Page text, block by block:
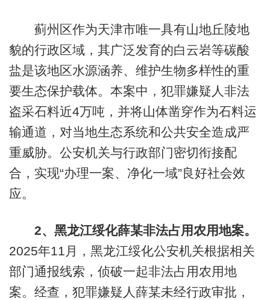
蓟州区作为天津市唯一具有山地丘陵地
貌的行政区域，其广泛发育的白云岩等碳酸
盐是该地区水源涵养、维护生物多样性的重
要生态保护载体。本案中，犯罪嫌疑人非法
盗采石料近4万吨，并将山体凿穿作为石料运
输通道，对当地生态系统和公共安全造成严
重威胁。公安机关与行政部门密切衔接配
合，实现“办理一案、净化一域”良好社会效
应。
2、黑龙江绥化薛某非法占用农用地案。
2025年11月，黑龙江绥化公安机关根据相关
部门通报线索，侦破一起非法占用农用地
案。经查，犯罪嫌疑人薛某未经行政审批，